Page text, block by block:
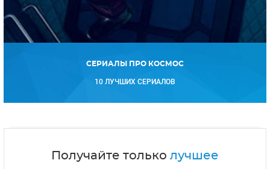
СЕРИАЛЫ ПРО КОСМОС
10 ЛУЧШИХ СЕРИАЛОВ
Получайте только лучшее